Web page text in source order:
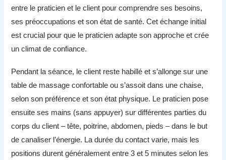
entre le praticien et le client pour comprendre ses besoins,
ses préoccupations et son état de santé. Cet échange initial
est crucial pour que le praticien adapte son approche et crée
un climat de confiance.
Pendant la séance, le client reste habillé et s’allonge sur une
table de massage confortable ou s’assoit dans une chaise,
selon son préférence et son état physique. Le praticien pose
ensuite ses mains (sans appuyer) sur différentes parties du
corps du client – tête, poitrine, abdomen, pieds – dans le but
de canaliser l’énergie. La durée du contact varie, mais les
positions durent généralement entre 3 et 5 minutes selon les